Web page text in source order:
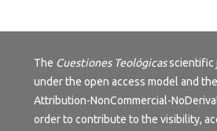
The Cuestiones Teológicasscientific
under the open access model and the
Attribution-NonCommercial-
order to contribute to the visibility,